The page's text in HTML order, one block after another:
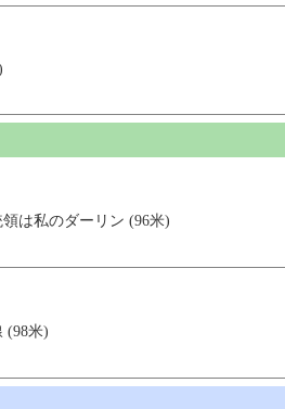
は私のダーリン (96米)
(98米)